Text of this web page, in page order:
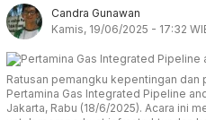
Candra Gunawan
Kamis, 19/06/2025 - 17:32
Ratusan pemangku kepentingan
Pertamina Gas Integrated Pipeline
Jakarta, Rabu (18/6/2025). Acara ini